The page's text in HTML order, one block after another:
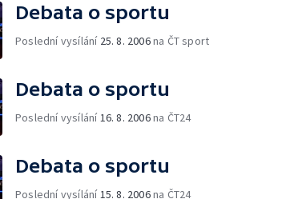
Debata o sportu
Poslední vysílání 25. 8. 2006na ČT sport
Debata o sportu
Poslední vysílání 16. 8. 2006na ČT24
Debata o sportu
Poslední vysílání 15. 8. 2006na ČT24